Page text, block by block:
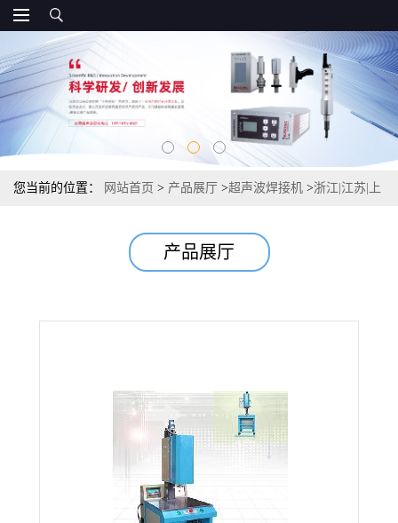
您当前的位置： 网站首页 > 产品展厅 >超声波焊接机 >浙江|江苏|上
产品展厅